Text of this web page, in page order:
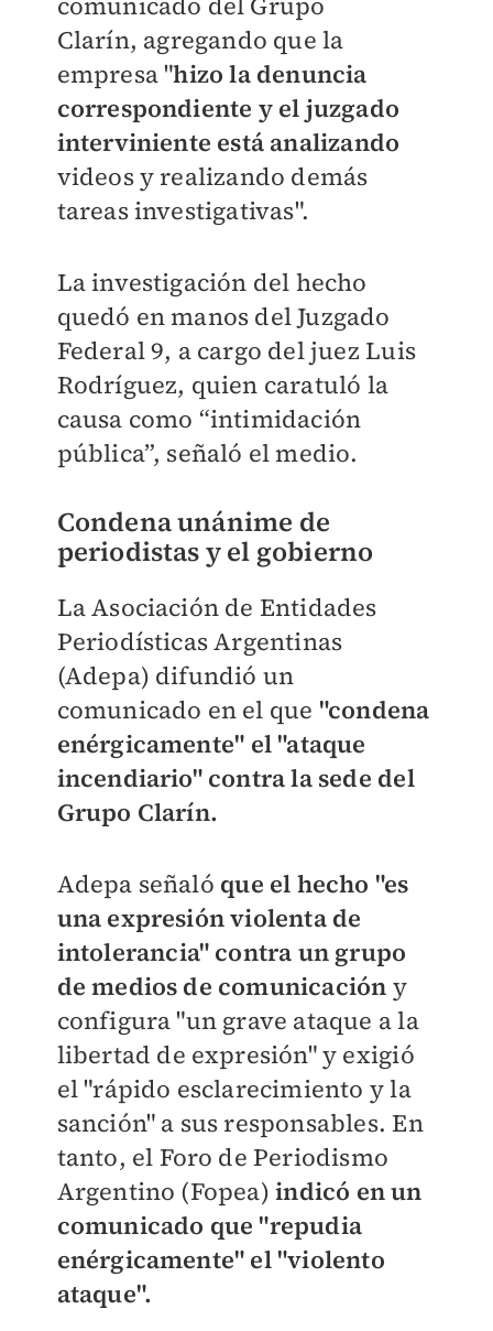
Clarín, agregando que la
empresa "hizo la denuncia
correspondiente y el juzgado
interviniente está analizando
videos y realizando demás
tareas investigativas".
La investigación del hecho
quedó en manos del Juzgado
Federal 9, a cargo del juez Luis
Rodríguez, quien caratuló la
causa como “intimidación
pública”, señaló el medio.
Condena unánime de
periodistas y el gobierno
La Asociación de Entidades
Periodísticas Argentinas
(Adepa) difundió un
comunicado en el que "condena
enérgicamente" el "ataque
incendiario" contra la sede del
Grupo Clarín.
Adepa señaló que el hecho "es
una expresión violenta de
intolerancia" contra un grupo
de medios de comunicación y
configura "un grave ataque a la
libertad de expresión" y exigió
el "rápido esclarecimiento y la
sanción" a sus responsables. En
tanto, el Foro de Periodismo
Argentino (Fopea)indicó en un
comunicado que "repudia
enérgicamente" el "violento
ataque".